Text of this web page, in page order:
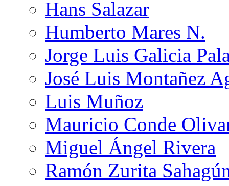
Hans Salazar
Humberto Mares N.
Jorge Luis Galicia
José Luis Montañez
Luis Muñoz
Mauricio Conde
Miguel Ángel Rivera
Ramón Zurita